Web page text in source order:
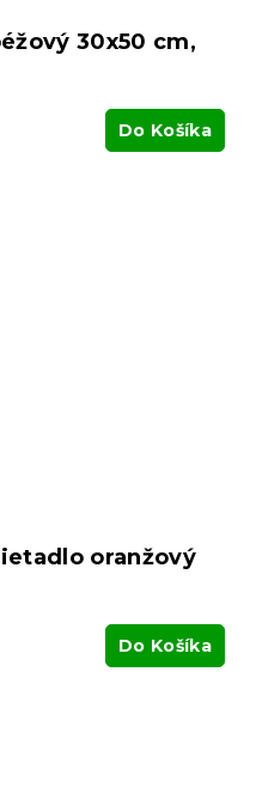
30x50 cm,
Do Košíka
oranžový
Do Košíka